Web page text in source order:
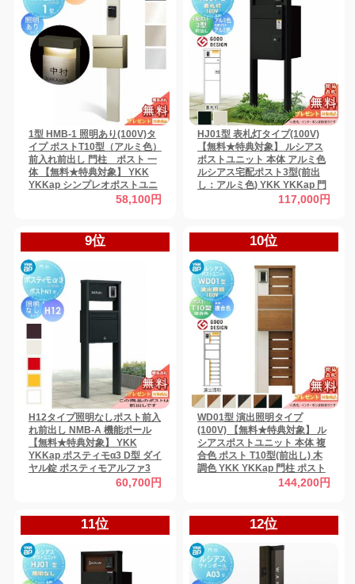
1型 HMB-1 照明あり(100V)タ
イプ ポストT10型（アルミ色）
前入れ前出し 門柱 ポスト 一
体 【無料★特典対象】 YKK
YKKap シンプレオポストユニ
ット 本体：4カラー ポスト：2
58,100円
HJ01型 表札灯タイプ(100V)
【無料★特典対象】 ルシアス
ポストユニット 本体 アルミ色
ルシアス宅配ポスト3型(前出
し：アルミ色) YKK YKKap 門
柱 ポスト 宅配ボックス おしゃ
117,000円
9位
H12タイプ照明なしポスト前入
れ前出し NMB-A 機能ポール
【無料★特典対象】 YKK
YKKap ポスティモα3 D型 ダイ
ヤル錠 ポスティモアルファ3
機能門柱 ポールセット 一戸建
60,700円
10位
WD01型 演出照明タイプ
(100V) 【無料★特典対象】 ル
シアスポストユニット 本体 複
合色 ポスト T10型(前出し) 木
調色 YKK YKKap 門柱 ポスト
一体 おしゃれ ルシアス 機能門
144,200円
11位 12位